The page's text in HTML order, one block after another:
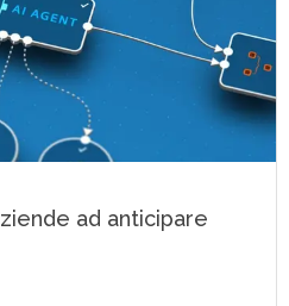
ad anticipare